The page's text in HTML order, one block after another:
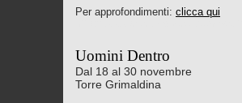
Per approfondimenti: clicca qui
Uomini Dentro
Dal 18 al 30 novembre
Torre Grimaldina